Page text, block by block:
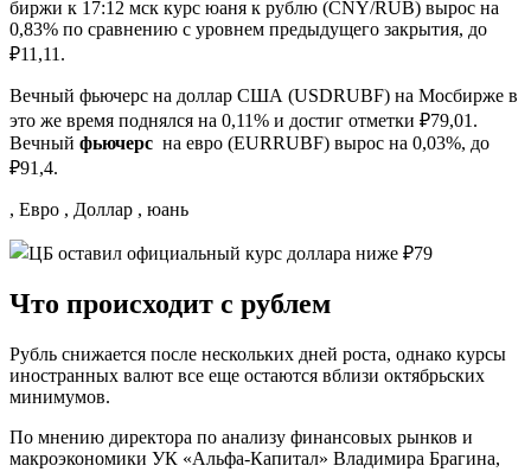
биржи к 17:12 мск курс юаня к рублю (CNY/RUB) вырос на
0,83% по сравнению с уровнем предыдущего закрытия, до
₽11,11.
Вечный фьючерс на доллар США (USDRUBF) на Мосбирже в
это же время поднялся на 0,11% и достиг отметки ₽79,01.
Вечный фьючерс на евро (EURRUBF) вырос на 0,03%, до
₽91,4.
, Евро , Доллар , юань
Что происходит с рублем
Рубль снижается после нескольких дней роста, однако курсы
иностранных валют все еще остаются вблизи октябрьских
минимумов.
По мнению директора по анализу финансовых рынков и
макроэкономики УК «Альфа-Капитал» Владимира Брагина,